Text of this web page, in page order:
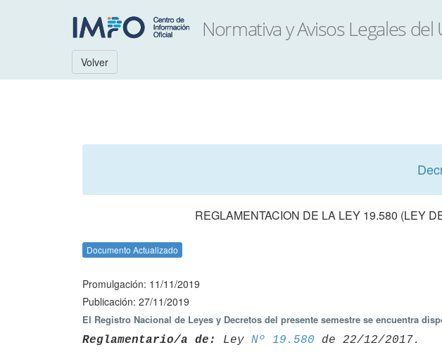
Volver
REGLAMENTACION DE LA LEY 19.580 (LEY
Documento Actualizado
Promulgación: 11/11/2019
Publicación: 27/11/2019
El Registro Nacional de Leyes y Decretos del presente semestre se encuentra
Reglamentario/a de: Ley Nº 19.580